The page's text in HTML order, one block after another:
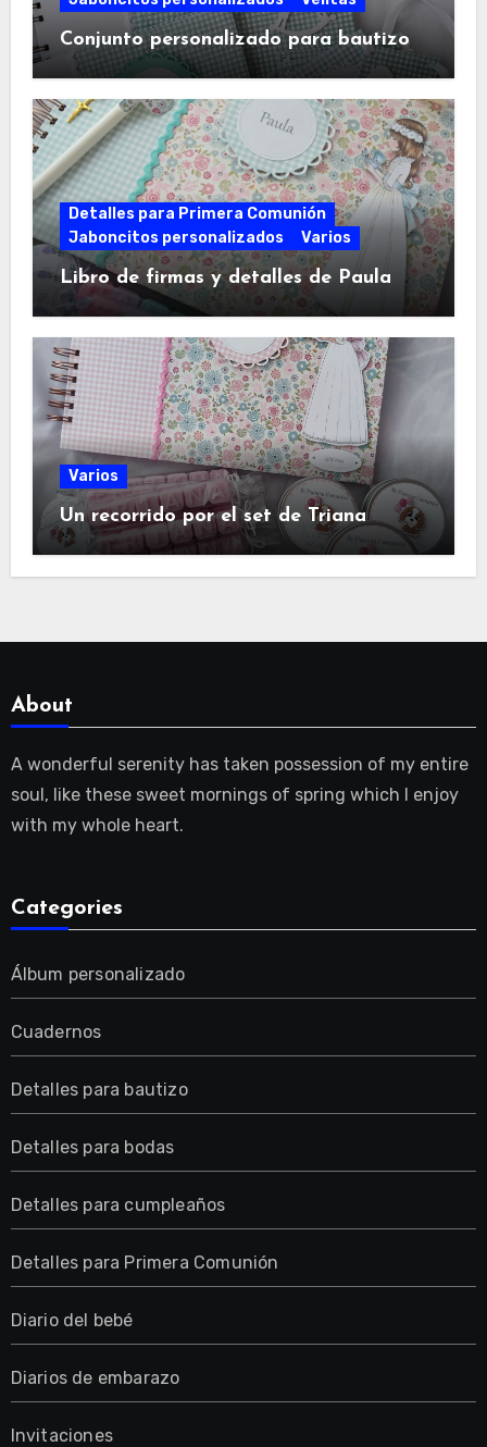
Conjunto personalizado para bautizo
Detalles para Primera Comunión
Jaboncitos personalizados
Varios
Libro de firmas y detalles de Paula
Varios
Un recorrido por el set de Triana
About
A wonderful serenity has taken possession of my entire
soul, like these sweet mornings of spring which I enjoy
with my whole heart.
Categories
Álbum personalizado
Cuadernos
Detalles para bautizo
Detalles para bodas
Detalles para cumpleaños
Detalles para Primera Comunión
Diario del bebé
Diarios de embarazo
Invitaciones